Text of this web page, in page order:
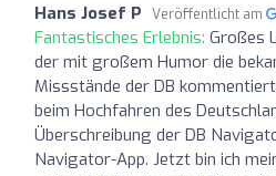
Hans Josef P Veröffentlicht am
Fantastisches Erlebnis: Großes
der mit großem Humor die
Missstände der DB
beim Hochfahren des
Überschreibung der DB
Navigator-App. Jetzt bin ich